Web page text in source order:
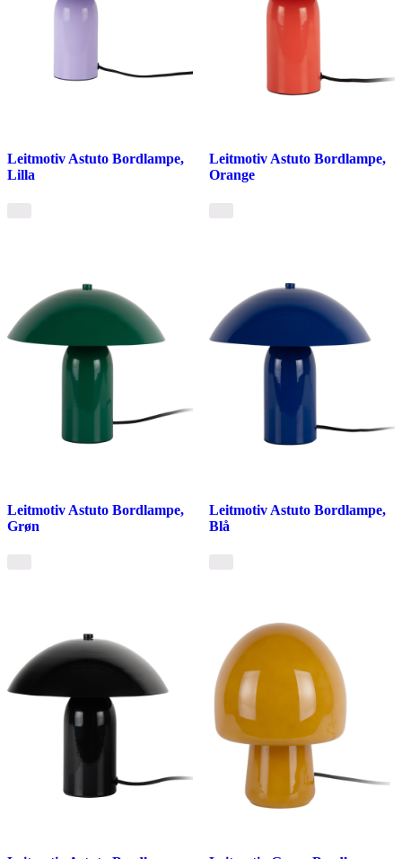
Leitmotiv Astuto Bordlampe,
Lilla
Leitmotiv Astuto Bordlampe,
Orange
Leitmotiv Astuto Bordlampe,
Grøn
Leitmotiv Astuto Bordlampe,
Blå